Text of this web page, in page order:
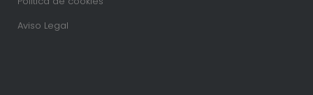
Aviso Legal